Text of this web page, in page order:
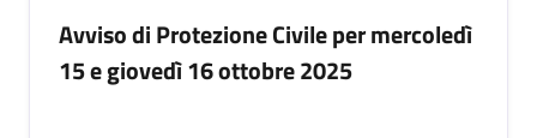
Avviso di Protezione Civile per mercoledì
15 e giovedì 16 ottobre 2025